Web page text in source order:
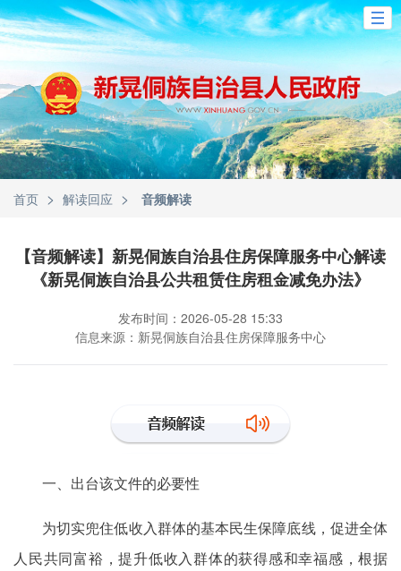
首页 > 解读回应 > 音频解读
【音频解读】新晃侗族自治县住房保障服务中心解读
《新晃侗族自治县公共租赁住房租金减免办法》
发布时间：2026-05-28 15:33
信息来源：新晃侗族自治县住房保障服务中心
一、出台该文件的必要性
为切实兜住低收入群体的基本民生保障底线，促进全体
人民共同富裕，提升低收入群体的获得感和幸福感，根据